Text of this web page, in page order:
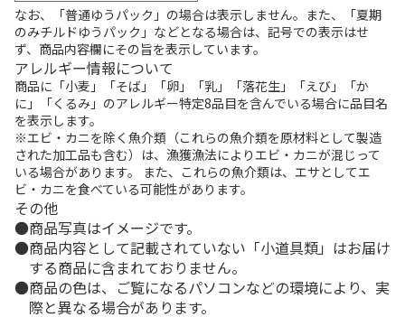
なお、「普通ゆうパック」の場合は表示しません。また、「夏期
のみチルドゆうパック」などとなる場合は、記号での表示はせ
ず、商品内容欄にその旨を表示しています。
アレルギー情報について
商品に「小麦」「そば」「卵」「乳」「落花生」「えび」「か
に」「くるみ」のアレルギー特定8品目を含んでいる場合に品目名
を表示します。
※エビ・カニを除く魚介類（これらの魚介類を原材料として製造
された加工品も含む）は、漁獲漁法によりエビ・カニが混じって
いる場合があります。 また、これらの魚介類は、エサとしてエ
ビ・カニを食べている可能性があります。
その他
商品写真はイメージです。
商品内容として記載されていない「小道具類」はお届け
する商品に含まれておりません。
商品の色は、ご覧になるパソコンなどの環境により、実
際と異なる場合があります。